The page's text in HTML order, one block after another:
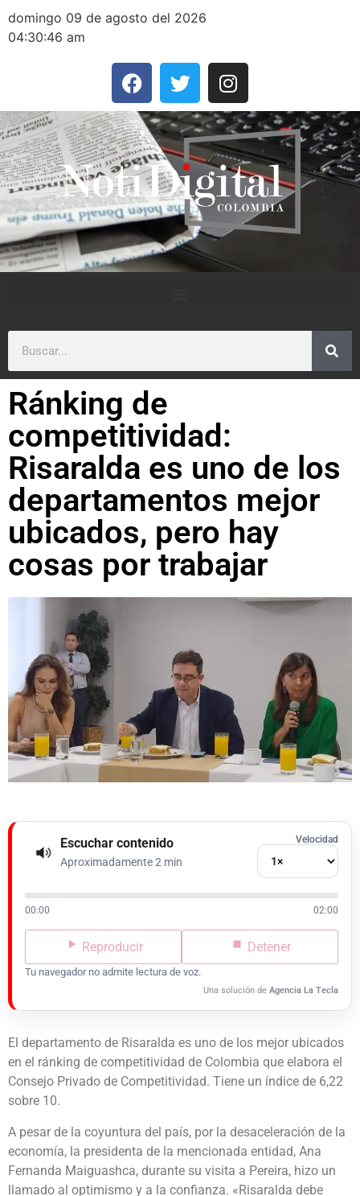
domingo 09 de agosto del 2026
04:30:46 am
Ránking de
competitividad:
Risaralda es uno de los
departamentos mejor
ubicados, pero hay
cosas por trabajar
Escuchar contenido
Aproximadamente 2 min
Velocidad
00:00 02:00
Reproducir Detener
Tu navegador no admite lectura de voz.
Una solución de Agencia La Tecla
El departamento de Risaralda es uno de los mejor ubicados
en el ránking de competitividad de Colombia que elabora el
Consejo Privado de Competitividad. Tiene un índice de 6,22
sobre 10.
A pesar de la coyuntura del país, por la desaceleración de la
economía, la presidenta de la mencionada entidad, Ana
Fernanda Maiguashca, durante su visita a Pereira, hizo un
llamado al optimismo y a la confianza. «Risaralda debe